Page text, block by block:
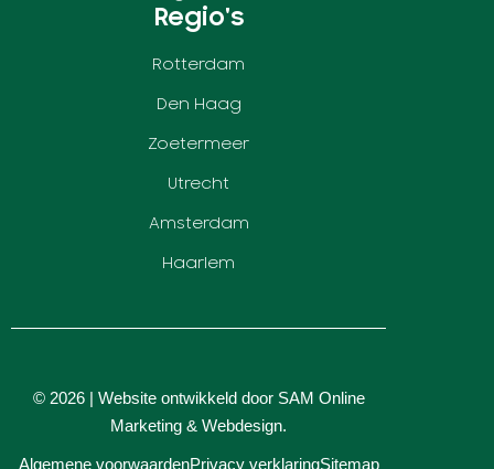
Regio's
Rotterdam
Den Haag
Zoetermeer
Utrecht
Amsterdam
Haarlem
© 2026 | Website ontwikkeld door SAM Online
Marketing & Webdesign.
Algemene voorwaardenPrivacy verklaringSitemap